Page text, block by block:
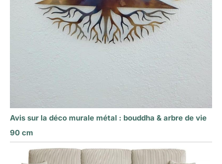
Avis sur la déco murale métal : bouddha & arbre de vie
90 cm